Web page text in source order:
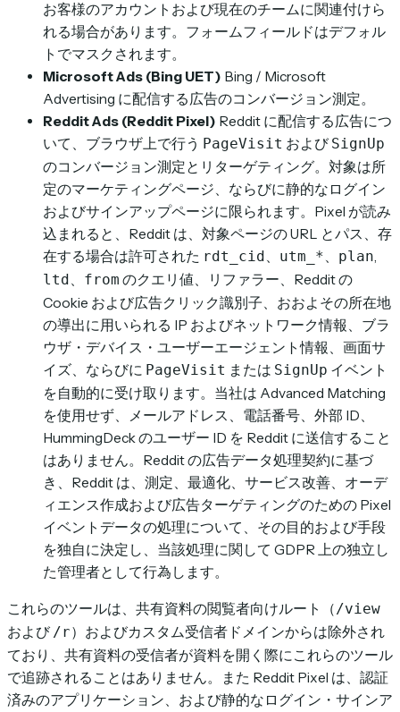
お客様のアカウントおよび現在のチームに関連付けら
れる場合があります。フォームフィールドはデフォル
トでマスクされます。
Microsoft Ads (Bing UET) Bing / Microsoft
Advertising に配信する広告のコンバージョン測定。
Reddit Ads (Reddit Pixel) Reddit に配信する広告につ
いて、ブラウザ上で行う PageVisit およびSignUp
のコンバージョン測定とリターゲティング。対象は所
定のマーケティングページ、ならびに静的なログイン
およびサインアップページに限られます。Pixel が読み
込まれると、Reddit は、対象ページの URL とパス、存
在する場合は許可された rdt_cid 、 utm_*、 plan,
ltd 、 from のクエリ値、リファラー、Reddit の
Cookie および広告クリック識別子、おおよその所在地
の導出に用いられる IP およびネットワーク情報、ブラ
ウザ・デバイス・ユーザーエージェント情報、画面サ
イズ、ならびに PageVisit または SignUp イベント
を自動的に受け取ります。当社は Advanced Matching
を使用せず、メールアドレス、電話番号、外部 ID、
HummingDeck のユーザー ID を Reddit に送信すること
はありません。Reddit の広告データ処理契約に基づ
き、Reddit は、測定、最適化、サービス改善、オーデ
ィエンス作成および広告ターゲティングのための Pixel
イベントデータの処理について、その目的および手段
を独自に決定し、当該処理に関して GDPR 上の独立し
た管理者として行為します。
これらのツールは、共有資料の閲覧者向けルート（ /view
および /r）およびカスタム受信者ドメインからは除外され
ており、共有資料の受信者が資料を開く際にこれらのツール
で追跡されることはありません。また Reddit Pixel は、認証
済みのアプリケーション、および静的なログイン・サインア